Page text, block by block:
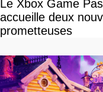
Le Xbox Game
accueille deux
prometteuses